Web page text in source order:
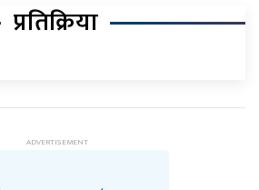
प्रतिक्रिया